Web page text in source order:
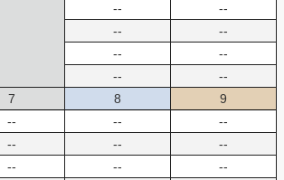
--
--
--
--
--
--
--
--
7
--
--
--
8
--
--
--
9
--
--
--